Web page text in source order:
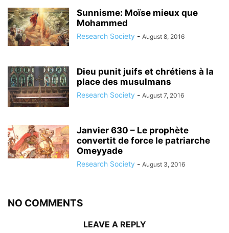
Sunnisme: Moïse mieux que
Mohammed
Research Society - August 8, 2016
Dieu punit juifs et chrétiens à la
place des musulmans
Research Society - August 7, 2016
Janvier 630 – Le prophète
convertit de force le patriarche
Omeyyade
Research Society - August 3, 2016
NO COMMENTS
LEAVE A REPLY